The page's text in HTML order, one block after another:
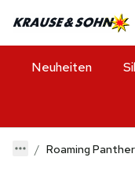
Neuheiten
Roaming